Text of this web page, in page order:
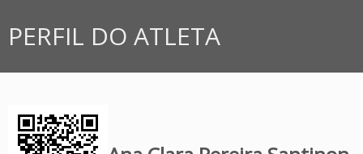
PERFIL DO ATLETA